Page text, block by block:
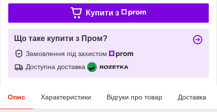
Купити з
Що таке купити з Пром?
Замовлення під захистом
Доступна доставка
Опис Характеристики Відгуки про товар Доставка